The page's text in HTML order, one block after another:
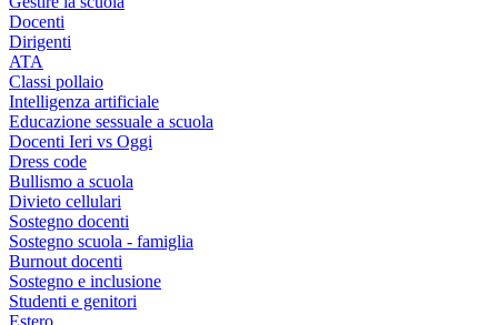
Docenti
Dirigenti
ATA
Classi pollaio
Intelligenza artificiale
Educazione sessuale a scuola
Docenti Ieri vs Oggi
Dress code
Bullismo a scuola
Divieto cellulari
Sostegno docenti
Sostegno scuola - famiglia
Burnout docenti
Sostegno e inclusione
Studenti e genitori
Estero